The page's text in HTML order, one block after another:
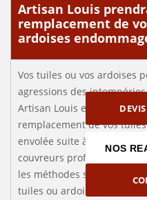
NOS
Artisan Louis
remplacement de
ardoises
Vos tuiles ou vos ardoises
agressions des
Artisan Louis est apte à
remplacement de vos
envolée suite à un coup
couvreurs professionnels
les méthodes spécifiques
tuiles ou ardoises selon ce